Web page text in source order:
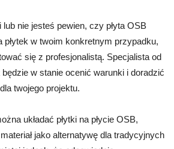
nie jesteś pewien, czy płyta OSB
płytek w twoim konkretnym przypadku,
się z profesjonalistą. Specjalista od
w stanie ocenić warunki i doradzić
twojego projektu.
układać płytki na płycie OSB,
jako alternatywę dla tradycyjnych